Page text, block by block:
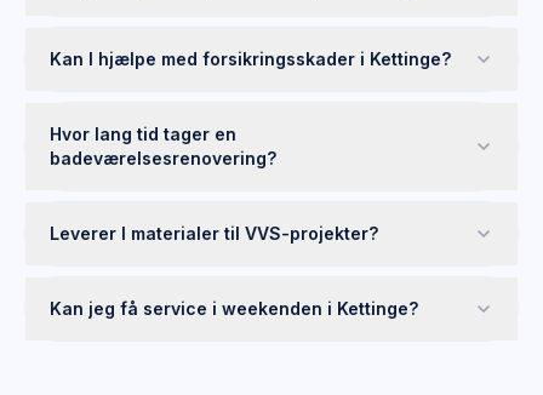
Kan I hjælpe med forsikringsskader i Kettinge?
Hvor lang tid tager en
badeværelsesrenovering?
Leverer I materialer til VVS-projekter?
Kan jeg få service i weekenden i Kettinge?